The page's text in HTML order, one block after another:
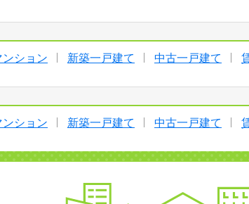
ション 新築一戸建て 中古一戸建て
ション 新築一戸建て 中古一戸建て